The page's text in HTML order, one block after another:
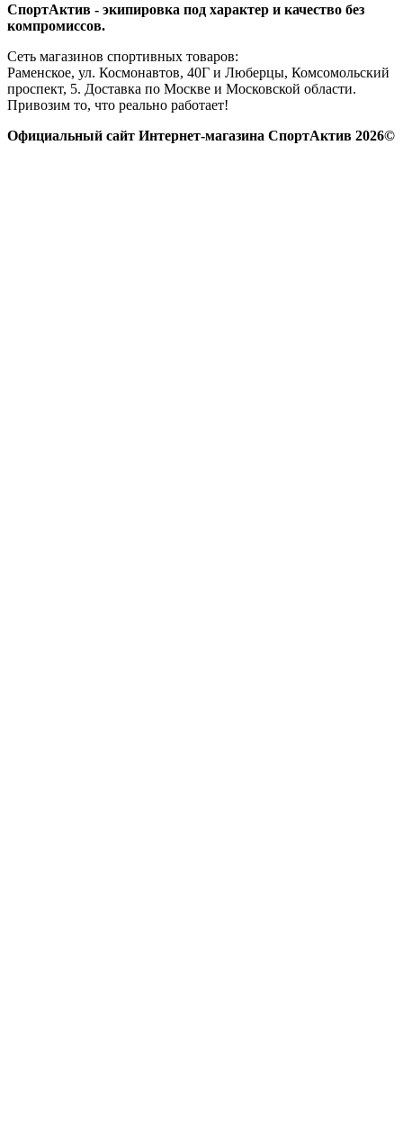
СпортАктив - экипировка под характер и качество без
компромиссов.
Сеть магазинов спортивных товаров:
Раменское, ул. Космонавтов, 40Г и Люберцы, Комсомольский
проспект, 5. Доставка по Москве и Московской области.
Привозим то, что реально работает!
Официальный сайт Интернет-магазина СпортАктив 2026©